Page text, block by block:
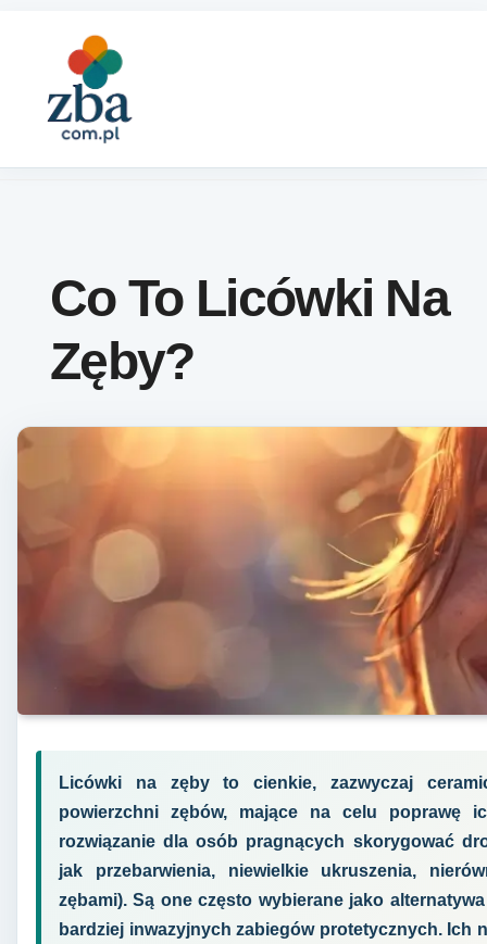
Co To Licówki Na
Zęby?
Licówki na zęby to cienkie, zazwyczaj
powierzchni zębów, mające na celu poprawę
rozwiązanie dla osób pragnących skorygować
jak przebarwienia, niewielkie ukruszenia,
zębami). Są one często wybierane jako
bardziej inwazyjnych zabiegów protetycznych. Ich